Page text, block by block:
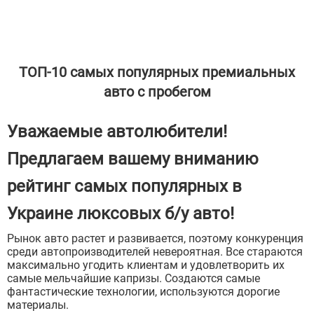
ТОП-10 самых популярных премиальных
авто с пробегом
Уважаемые автолюбители!
Предлагаем вашему вниманию
рейтинг самых популярных в
Украине люксовых б/у авто!
Рынок авто растет и развивается, поэтому конкуренция
среди автопроизводителей невероятная. Все стараются
максимально угодить клиентам и удовлетворить их
самые мельчайшие капризы. Создаются самые
фантастические технологии, используются дорогие
материалы.